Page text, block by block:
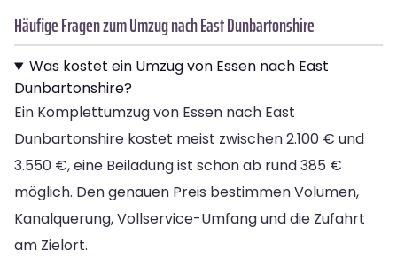
Häufige Fragen zum Umzug nach East Dunbartonshire
Was kostet ein Umzug von Essen nach East
Dunbartonshire?
Ein Komplettumzug von Essen nach East
Dunbartonshire kostet meist zwischen 2.100 € und
3.550 €, eine Beiladung ist schon ab rund 385 €
möglich. Den genauen Preis bestimmen Volumen,
Kanalquerung, Vollservice-Umfang und die Zufahrt
am Zielort.